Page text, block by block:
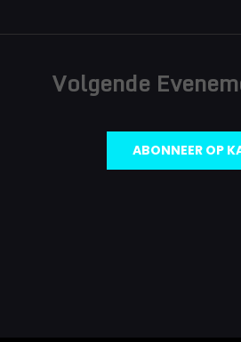
Volgende
ABONNEER OP